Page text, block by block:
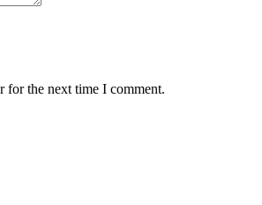
for the next time I comment.